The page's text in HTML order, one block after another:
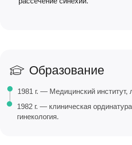
Образование
1981 г. — Медицинский институт,
1982 г. — клиническая
гинекология.